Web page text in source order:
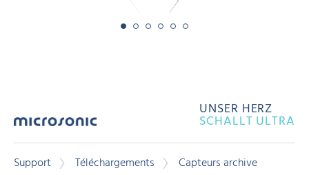
UNSER HERZ
SCHALLT ULTRA
Support Téléchargements Capteurs archive